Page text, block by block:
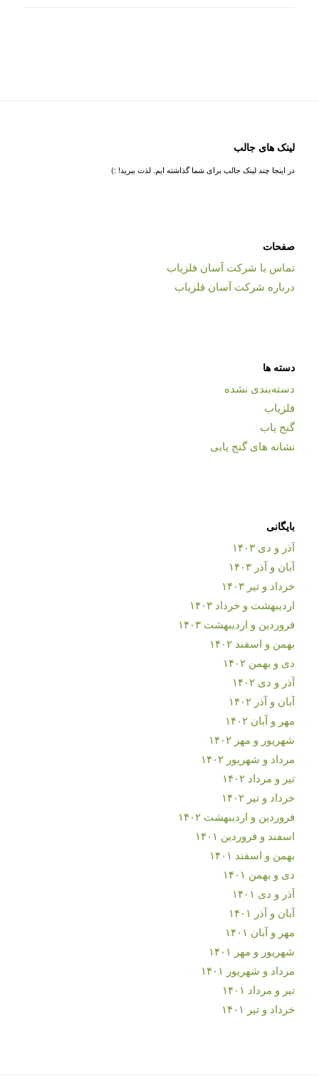
لینک های جالب
در اینجا چند لینک جالب برای شما گذاشته ایم. لذت ببرید! :)
صفحات
تماس با شرکت آسان فلزیاب
درباره شرکت آسان فلزیاب
دسته ها
دسته‌بندی نشده
فلزیاب
گنج یاب
نشانه های گنج یابی
بایگانی
آذر و دی ۱۴۰۳
آبان و آذر ۱۴۰۳
خرداد و تیر ۱۴۰۳
اردیبهشت و خرداد ۱۴۰۳
فروردین و اردیبهشت ۱۴۰۳
بهمن و اسفند ۱۴۰۲
دی و بهمن ۱۴۰۲
آذر و دی ۱۴۰۲
آبان و آذر ۱۴۰۲
مهر و آبان ۱۴۰۲
شهریور و مهر ۱۴۰۲
مرداد و شهریور ۱۴۰۲
تیر و مرداد ۱۴۰۲
خرداد و تیر ۱۴۰۲
فروردین و اردیبهشت ۱۴۰۲
اسفند و فروردین ۱۴۰۱
بهمن و اسفند ۱۴۰۱
دی و بهمن ۱۴۰۱
آذر و دی ۱۴۰۱
آبان و آذر ۱۴۰۱
مهر و آبان ۱۴۰۱
شهریور و مهر ۱۴۰۱
مرداد و شهریور ۱۴۰۱
تیر و مرداد ۱۴۰۱
خرداد و تیر ۱۴۰۱